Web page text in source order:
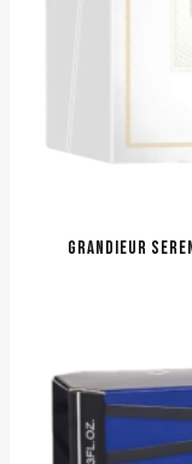
GRANDIEUR